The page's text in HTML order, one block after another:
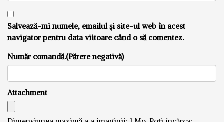
Salvează-mi numele, emailul și site-ul web în acest
navigator pentru data viitoare când o să comentez.
Număr comandă.(Părere negativă)
Attachment